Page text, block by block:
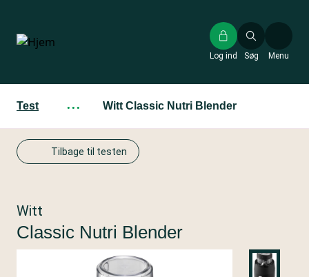
hovedindhold
Søg
Log ind Menu
Test ··· Witt Classic Nutri Blender
Tilbage til testen
Witt
Classic Nutri Blender